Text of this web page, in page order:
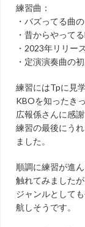
練習曲：
・バズってる曲
・昔からやって
・2023年リリー
・定演演奏曲の
練習にはTpに見
KBOを知ったき
広報係さんに感謝
練習の最後にう
ました。
順調に練習が進
触れてみました
ジャンルとして
航しそうです。